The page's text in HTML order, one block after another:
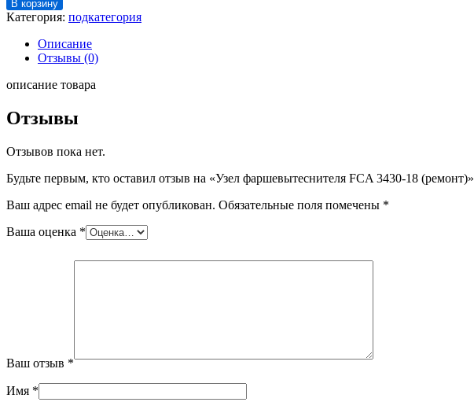
Узел
фаршевытеснителя
FCA
3430-
(ремонт)
В корзину
Категория: подкатегория
Описание
Отзывы (0)
описание товара
Отзывы
Отзывов пока нет.
Будьте первым, кто оставил отзыв на «Узел фаршевытеснителя FCA 3430-18 (ремонт)»
Ваш адрес email не будет опубликован. Обязательные поля помечены *
Ваша оценка *
Ваш отзыв *
Имя *